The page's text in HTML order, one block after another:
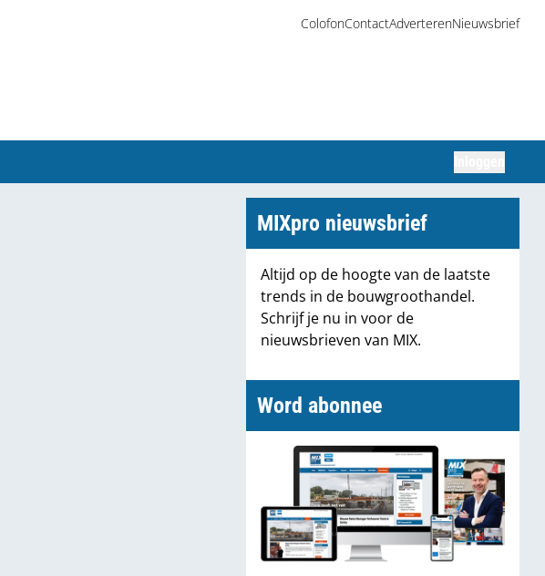
ColofonContactAdverterenNieuwsbrief
MIXpro nieuwsbrief
Altijd op de hoogte van de laatste
trends in de bouwgroothandel.
Schrijf je nu in voor de
nieuwsbrieven van MIX.
Word abonnee